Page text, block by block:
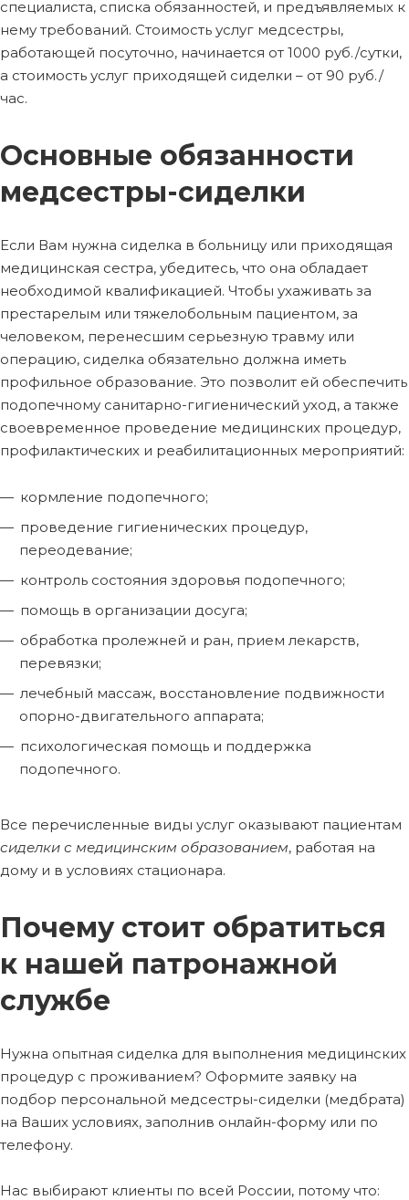
специалиста, списка обязанностей, и предъявляемых к
нему требований. Стоимость услуг медсестры,
работающей посуточно, начинается от 1000 руб./сутки,
а стоимость услуг приходящей сиделки – от 90 руб./
час.
Основные обязанности
медсестры-сиделки
Если Вам нужна сиделка в больницу или приходящая
медицинская сестра, убедитесь, что она обладает
необходимой квалификацией. Чтобы ухаживать за
престарелым или тяжелобольным пациентом, за
человеком, перенесшим серьезную травму или
операцию, сиделка обязательно должна иметь
профильное образование. Это позволит ей обеспечить
подопечному санитарно-гигиенический уход, а также
своевременное проведение медицинских процедур,
профилактических и реабилитационных мероприятий:
кормление подопечного;
проведение гигиенических процедур,
переодевание;
контроль состояния здоровья подопечного;
помощь в организации досуга;
обработка пролежней и ран, прием лекарств,
перевязки;
лечебный массаж, восстановление подвижности
опорно-двигательного аппарата;
психологическая помощь и поддержка
подопечного.
Все перечисленные виды услуг оказывают пациентам
сиделки с медицинским образованием, работая на
дому и в условиях стационара.
Почему стоит обратиться
к нашей патронажной
службе
Нужна опытная сиделка для выполнения медицинских
процедур с проживанием? Оформите заявку на
подбор персональной медсестры-сиделки (медбрата)
на Ваших условиях, заполнив онлайн-форму или по
телефону.
Нас выбирают клиенты по всей России, потому что: